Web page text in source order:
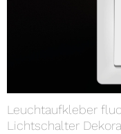
Leuchtaufkleber
Lichtschalter